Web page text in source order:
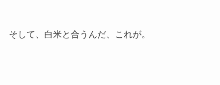
そして、白米と合うんだ、これが。